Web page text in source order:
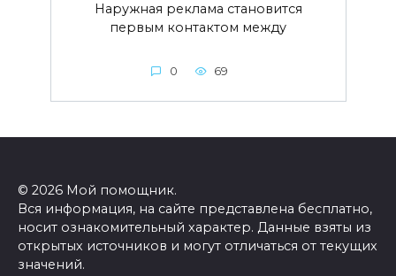
Наружная реклама становится
первым контактом между
0 69
© 2026 Мой помощник.
Вся информация, на сайте представлена бесплатно,
носит ознакомительный характер. Данные взяты из
открытых источников и могут отличаться от текущих
значений.